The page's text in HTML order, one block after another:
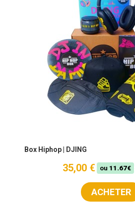
Box Hiphop | DJING
35,00 € ou 11.67€
ACHETER